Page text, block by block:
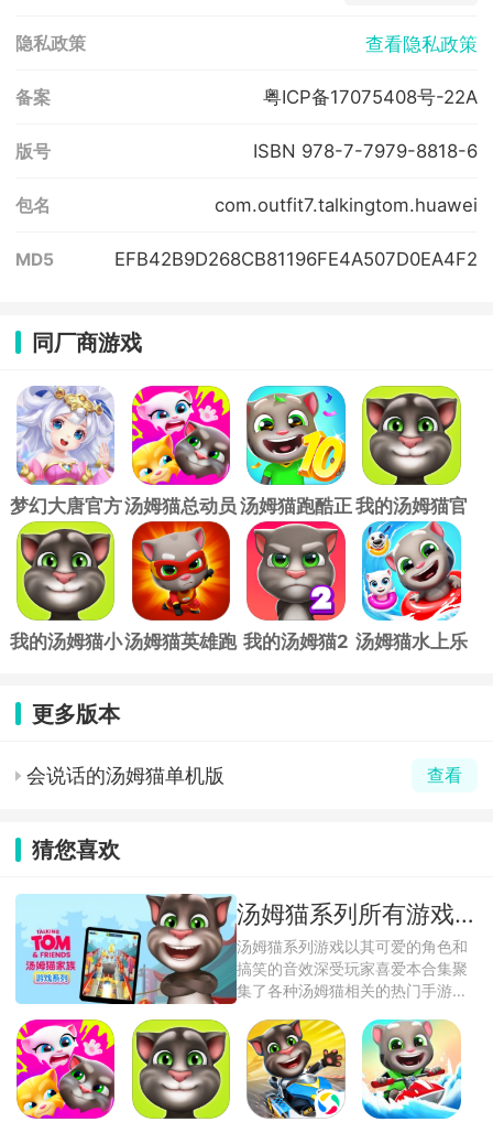
隐私政策 查看隐私政策
备案 粤ICP备17075408号-22A
版号 ISBN 978-7-7979-8818-6
包名 com.outfit7.talkingtom.huawei
MD5 EFB42B9D268CB81196FE4A507D0EA4F2
同厂商游戏
梦幻大唐官方
版
汤姆猫总动员
手游
汤姆猫跑酷正我的汤姆猫官
方版
我的汤姆猫小汤姆猫英雄跑 我的汤姆猫2 汤姆猫水上乐
更多版本
会说话的汤姆猫单机版 查看
猜您喜欢
汤姆猫系列所有游戏大全
汤姆猫系列游戏以其可爱的角色和
搞笑的音效深受玩家喜爱本合集聚
集了各种汤姆猫相关的热门手游，